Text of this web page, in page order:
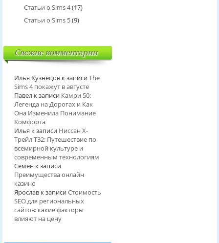
Статьи о Sims 4(17)
Статьи о Sims 5(9)
Свежие комментарии
Илья Кузнецовк записиThe
Sims 4 покажут в августе
Павелк записи Камри 50:
Легенда на Дорогах и Как
Она Изменила Понимание
Комфорта
Илья к записи Ниссан Х-
Трейл T32: Путешествие по
всемирной культуре и
современным технологиям
Семёнк записи
Преимущества онлайн
казино
Ярославк записиСтоимость
SEO для региональных
сайтов: какие факторы
влияют на цену